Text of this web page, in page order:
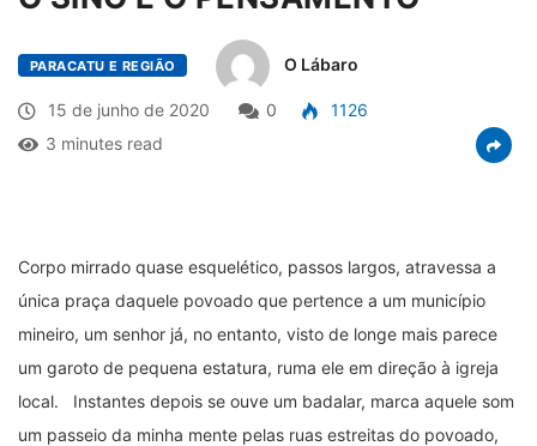
PARACATU E REGIÃO O Lábaro
15 de junho de 2020 0
1126
3 minutes read
Corpo mirrado quase esquelético, passos largos, atravessa a
única praça daquele povoado que pertence a um município
mineiro, um senhor já, no entanto, visto de longe mais parece
um garoto de pequena estatura, ruma ele em direção à igreja
local. Instantes depois se ouve um badalar, marca aquele som
um passeio da minha mente pelas ruas estreitas do povoado,